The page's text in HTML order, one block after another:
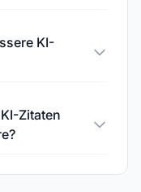
KI-
Zitaten